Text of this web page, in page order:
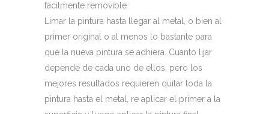
fácilmente removible
Limar la pintura hasta llegar al metal, o bien al
primer original o al menos lo bastante para
que la nueva pintura se adhiera. Cuanto lijar
depende de cada uno de ellos, pero los
mejores resultados requieren quitar toda la
pintura hasta el metal, re aplicar el primer a la